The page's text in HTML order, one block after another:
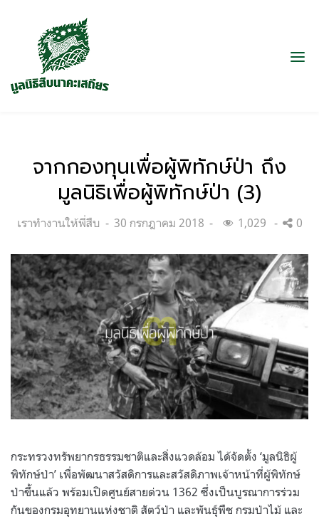
จากกองทุนเพื่อผู้พิทักษ์ป่า ถึง
มูลนิธิเพื่อผู้พิทักษ์ป่า (3)
Categories:
เราทำงานให้พี่สืบ
Posted
30 กรกฎาคม 2018 1,029 0
กระทรวงทรัพยากรธรรมชาติและสิ่งแวดล้อม ได้จัดตั้ง ‘มูลนิธิผู้
พิทักษ์ป่า’ เพื่อพัฒนาสวัสดิการและสวัสดิภาพเจ้าหน้าที่ผู้พิทักษ์
ป่าขึ้นแล้ว พร้อมเปิดศูนย์สายด่วน 1362 ซึ่งเป็นบูรณาการร่วม
กันของกรมอุทยานแห่งชาติ สัตว์ป่า และพันธุ์พืช กรมป่าไม้ และ